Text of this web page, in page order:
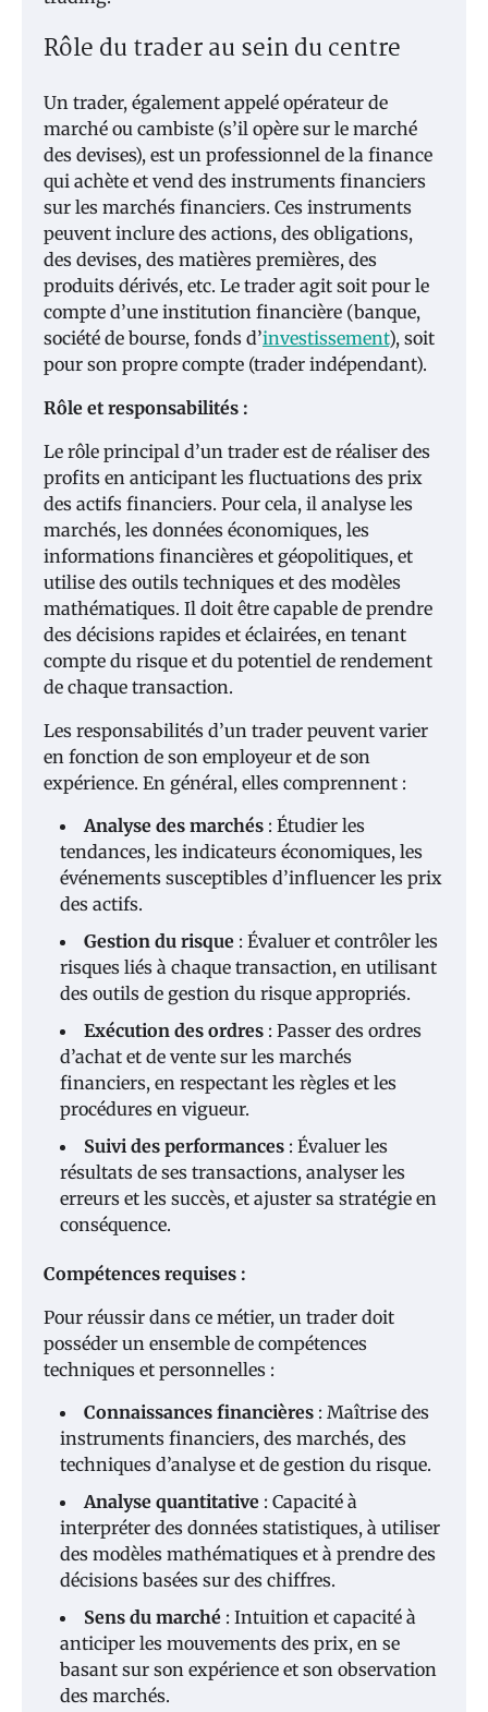
Rôle du trader au sein du centre
Un trader, également appelé opérateur de
marché ou cambiste (s’il opère sur le marché
des devises), est un professionnel de la finance
qui achète et vend des instruments financiers
sur les marchés financiers. Ces instruments
peuvent inclure des actions, des obligations,
des devises, des matières premières, des
produits dérivés, etc. Le trader agit soit pour le
compte d’une institution financière (banque,
société de bourse, fonds d’investissement), soit
pour son propre compte (trader indépendant).
Rôle et responsabilités :
Le rôle principal d’un trader est de réaliser des
profits en anticipant les fluctuations des prix
des actifs financiers. Pour cela, il analyse les
marchés, les données économiques, les
informations financières et géopolitiques, et
utilise des outils techniques et des modèles
mathématiques. Il doit être capable de prendre
des décisions rapides et éclairées, en tenant
compte du risque et du potentiel de rendement
de chaque transaction.
Les responsabilités d’un trader peuvent varier
en fonction de son employeur et de son
expérience. En général, elles comprennent :
Analyse des marchés : Étudier les
tendances, les indicateurs économiques, les
événements susceptibles d’influencer les prix
des actifs.
Gestion du risque : Évaluer et contrôler les
risques liés à chaque transaction, en utilisant
des outils de gestion du risque appropriés.
Exécution des ordres : Passer des ordres
d’achat et de vente sur les marchés
financiers, en respectant les règles et les
procédures en vigueur.
Suivi des performances : Évaluer les
résultats de ses transactions, analyser les
erreurs et les succès, et ajuster sa stratégie en
conséquence.
Compétences requises :
Pour réussir dans ce métier, un trader doit
posséder un ensemble de compétences
techniques et personnelles :
Connaissances financières : Maîtrise des
instruments financiers, des marchés, des
techniques d’analyse et de gestion du risque.
Analyse quantitative : Capacité à
interpréter des données statistiques, à utiliser
des modèles mathématiques et à prendre des
décisions basées sur des chiffres.
Sens du marché : Intuition et capacité à
anticiper les mouvements des prix, en se
basant sur son expérience et son observation
des marchés.